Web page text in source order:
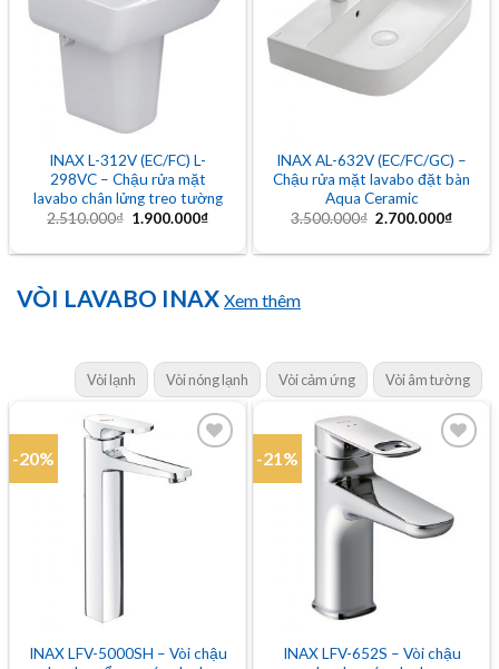
Add to
wishlist
INAX L-312V (EC/FC) L-
298VC – Chậu rửa mặt
lavabo chân lửng treo tường
2.510.000₫ Giá
2.510.000₫.
1.900.000₫Giá
là:
Add to
wishlist
INAX AL-632V (EC/FC/GC) –
Chậu rửa mặt lavabo đặt bàn
Aqua Ceramic
3.500.000₫ Giá
3.500.000₫.
2.700.000₫Giá
là:
VÒI LAVABO INAX Xem thêm
Vòi lạnh Vòi nóng lạnh Vòi cảm ứng Vòi âm tường
-20%
INAX LFV-5000SH – Vòi chậu
-21%
Add to
wishlist
INAX LFV-652S – Vòi chậu